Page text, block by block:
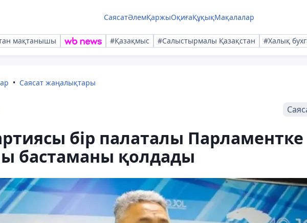
СаясатӘлемҚаржыОқиғаҚұқықМақалалар
мақтанышы #Қазақмыс #Салыстырмалы Қазақстан #Халық
Саясат жаңалықтары
бір палаталы Парламентке
бастаманы қолдады